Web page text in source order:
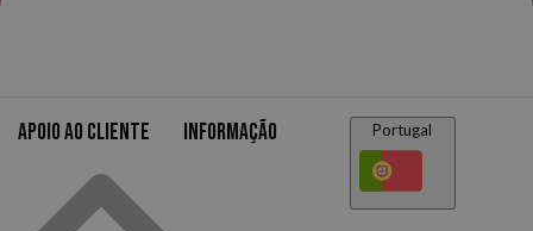
Apoio ao cliente Informação Portugal